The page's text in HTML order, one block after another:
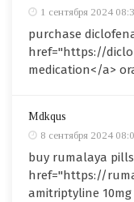
1 сентября 2024
purchase
href="https://
medication</a>
Mdkqus
8 сентября 2024
buy rumalaya
href="https://
amitriptyline